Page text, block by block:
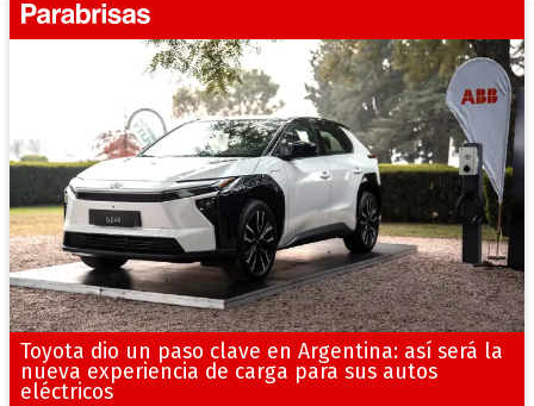
Toyota dio un paso clave en Argentina: así será la
nueva experiencia de carga para sus autos
eléctricos